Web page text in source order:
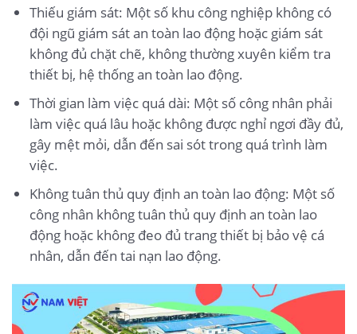
Thiếu giám sát: Một số khu công nghiệp không có
đội ngũ giám sát an toàn lao động hoặc giám sát
không đủ chặt chẽ, không thường xuyên kiểm tra
thiết bị, hệ thống an toàn lao động.
Thời gian làm việc quá dài: Một số công nhân phải
làm việc quá lâu hoặc không được nghỉ ngơi đầy đủ,
gây mệt mỏi, dẫn đến sai sót trong quá trình làm
việc.
Không tuân thủ quy định an toàn lao động: Một số
công nhân không tuân thủ quy định an toàn lao
động hoặc không đeo đủ trang thiết bị bảo vệ cá
nhân, dẫn đến tai nạn lao động.